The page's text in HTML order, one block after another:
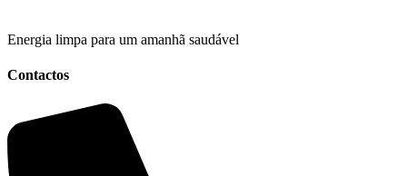
Energia limpa para um amanhã saudável
Contactos